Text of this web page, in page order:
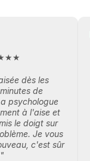
dès les
de
psychologue
à l'aise et
le doigt sur
Je vous
c'est sûr